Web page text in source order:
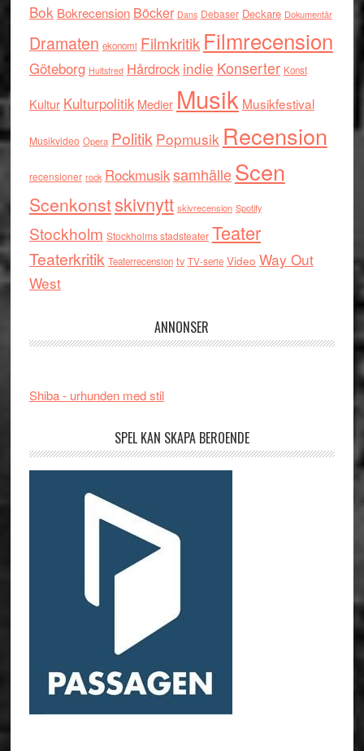
Bok Bokrecension Böcker Dans Debaser Deckare Dokumentär
Dramaten ekonomi Filmkritik Filmrecension
Göteborg Hultsfred Hårdrock indie Konserter Konst
Kultur Kulturpolitik Medier Musik Musikfestival
Musikvideo Opera Politik Popmusik Recension
recensioner rock RockmusiksamhälleScen
Scenkonstskivnytt skivrecension Spotify
Stockholm Stockholms stadsteater Teater
Teaterkritik Teaterrecension tv TV-serie Video Way Out
West
ANNONSER
Shiba - urhunden med stil
SPEL KAN SKAPA BEROENDE